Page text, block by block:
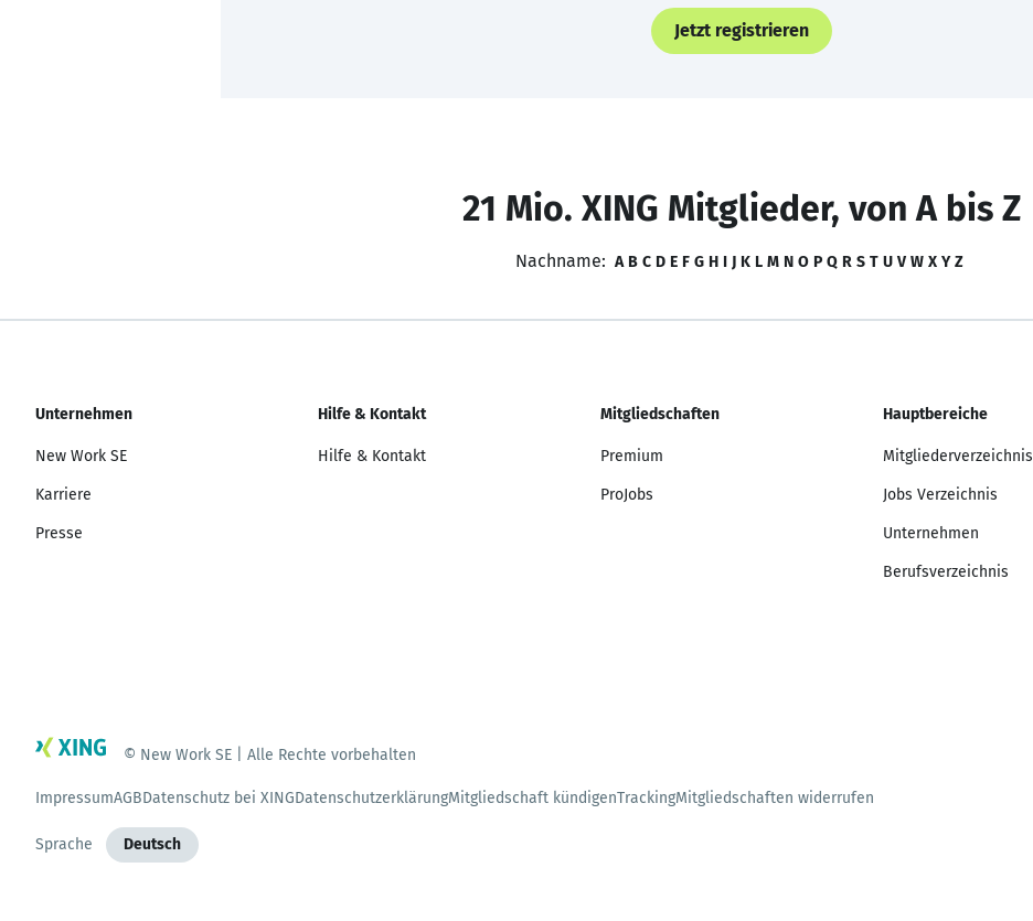
Jetzt registrieren
21 Mio. XING Mitglieder, von A bis Z
Nachname: A B C D E F G H I J K L M N O P Q R S T U V W X Y Z
Unternehmen
New Work SE
Karriere
Presse
Hilfe & Kontakt
Hilfe & Kontakt
Mitgliedschaften
Premium
ProJobs
Hauptbereiche
Mitgliederverzeichnis
Jobs Verzeichnis
Unternehmen
Berufsverzeichnis
© New Work SE | Alle Rechte vorbehalten
ImpressumAGBDatenschutz bei XINGDatenschutzerklärungMitgliedschaft kündigenTrackingMitgliedschaften widerrufen
Sprache Deutsch